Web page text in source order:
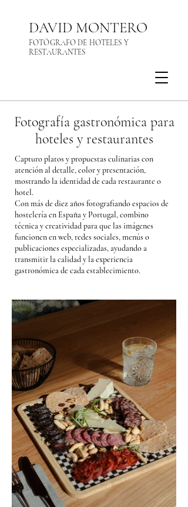
DAVID MONTERO
FOTÓGRAFO DE HOTELES Y
RESTAURANTES
Fotografía gastronómica para
hoteles y restaurantes
Capturo platos y propuestas culinarias con
atención al detalle, color y presentación,
mostrando la identidad de cada restaurante o
hotel.
Con más de diez años fotografiando espacios de
hostelería en España y Portugal, combino
técnica y creatividad para que las imágenes
funcionen en web, redes sociales, menús o
publicaciones especializadas, ayudando a
transmitir la calidad y la experiencia
gastronómica de cada establecimiento.